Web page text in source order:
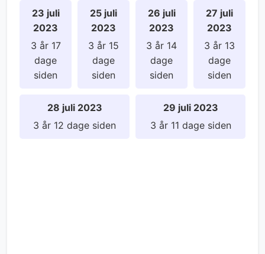
23 juli
2023
3 år 17
dage
siden
25 juli
2023
3 år 15
dage
siden
26 juli
2023
3 år 14
dage
siden
27 juli
2023
3 år 13
dage
siden
28 juli 2023
3 år 12 dage siden
29 juli 2023
3 år 11 dage siden